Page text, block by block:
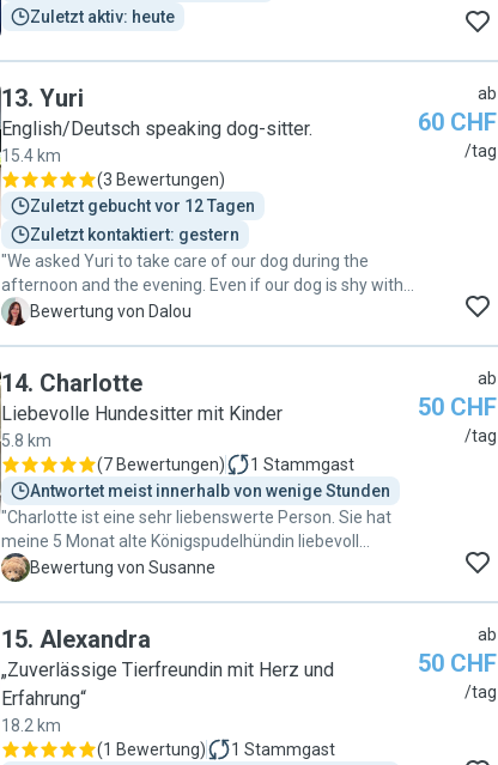
Zuletzt aktiv: heute
13. Yuri
English/Deutsch speaking dog-sitter.
15.4 km
(3 Bewertungen)
Zuletzt gebucht vor 12 Tagen
Zuletzt kontaktiert: gestern
"We asked Yuri to take care of our dog during the
afternoon and the evening. Even if our dog is shy with
new people, she felt good and relaxed with Yuri and
D Bewertung von Dalou
ab
60 CHF
/tag
14. Charlotte
Liebevolle Hundesitter mit Kinder
5.8 km
(7 Bewertungen) 1 Stammgast
Antwortet meist innerhalb von wenige Stunden
"Charlotte ist eine sehr liebenswerte Person. Sie hat
meine 5 Monat alte Königspudelhündin liebevoll
betreut. Sie kann die Hunde sehr gut lesen und spürt
Charlotte"
S Bewertung von Susanne
ab
50 CHF
/tag
15. Alexandra
„Zuverlässige Tierfreundin mit Herz und
Erfahrung“
18.2 km
(1 Bewertung) 1 Stammgast
ab
50 CHF
/tag